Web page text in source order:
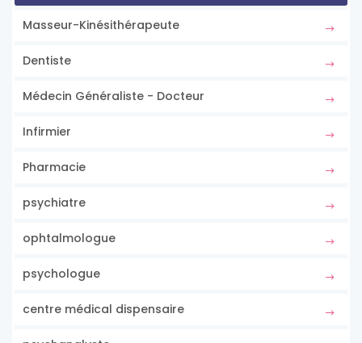
Masseur-Kinésithérapeute
Dentiste
Médecin Généraliste - Docteur
Infirmier
Pharmacie
psychiatre
ophtalmologue
psychologue
centre médical dispensaire